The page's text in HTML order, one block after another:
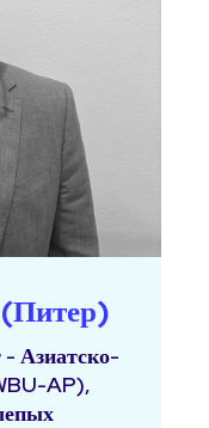
- Азиатско-
AP),